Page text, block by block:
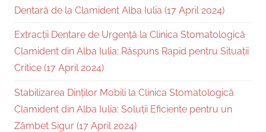
Dentară de la Clamident Alba Iulia (17 April 2024)
Extracții Dentare de Urgență la Clinica Stomatologică
Clamident din Alba Iulia: Răspuns Rapid pentru Situații
Critice (17 April 2024)
Stabilizarea Dinților Mobili la Clinica Stomatologică
Clamident din Alba Iulia: Soluții Eficiente pentru un
Zâmbet Sigur (17 April 2024)